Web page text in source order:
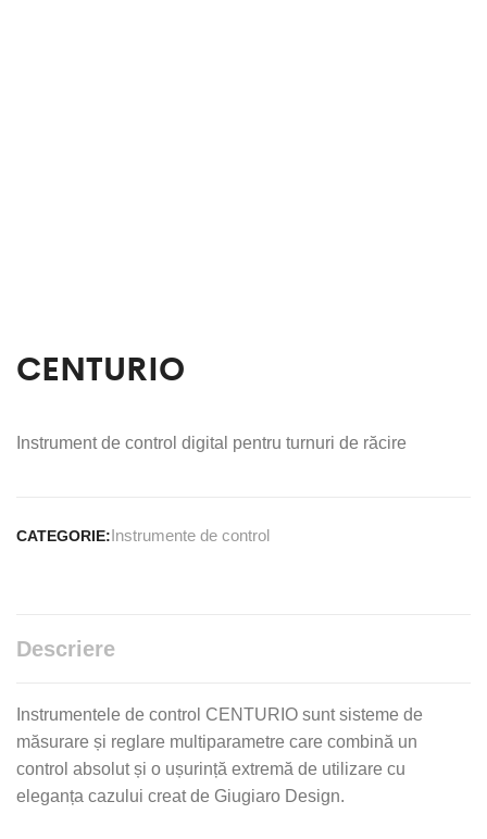
CENTURIO
Instrument de control digital pentru turnuri de răcire
CATEGORIE:Instrumente de control
Descriere
Instrumentele de control CENTURIO sunt sisteme de
măsurare și reglare multiparametre care combină un
control absolut și o ușurință extremă de utilizare cu
eleganța cazului creat de Giugiaro Design.